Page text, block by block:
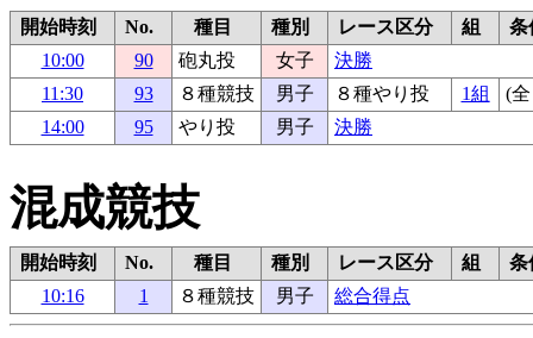
開始時刻 No. 種目 種別 レース区分 組
条
10:00
90 砲丸投 女子
決勝
11:30
93 ８種競技 男子 ８種やり投 1組
(
14:00
95 やり投 男子 決勝
混成競技
開始時刻 No. 種目 種別 レース区分 組
条
10:16
1 ８種競技 男子 総合得点